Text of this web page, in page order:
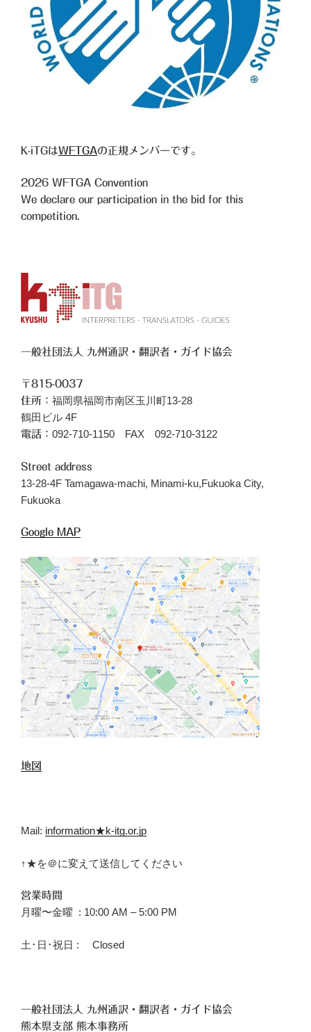
K-iTGはWFTGAの正規メンバーです。
2026 WFTGA Convention
We declare our participation in the bid for this
competition.
一般社団法人 九州通訳・翻訳者・ガイド協会
〒815-0037
住所： 福岡県福岡市南区玉川町13-28
鶴田ビル 4F
電話： 092-710-1150 FAX 092-710-3122
Street address
13-28-4F Tamagawa-machi, Minami-ku,Fukuoka City,
Fukuoka
Google MAP
地図
Mail: information★k-itg.or.jp
↑★を＠に変えて送信してください
営業時間
月曜〜金曜 : 10:00 AM – 5:00 PM
土･日･祝日 : Closed
一般社団法人 九州通訳・翻訳者・ガイド協会
熊本県支部 熊本事務所